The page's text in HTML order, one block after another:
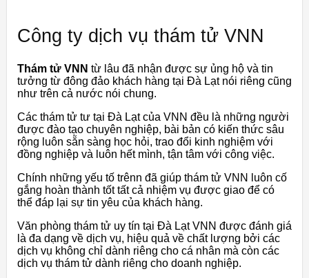
Công ty dịch vụ thám tử VNN
Thám tử VNN từ lâu đã nhận được sự ủng hộ và tin
tưởng từ đông đảo khách hàng tại Đà Lạt nói riêng cũng
như trên cả nước nói chung.
Các thám tử tư tại Đà Lạt của VNN đều là những người
được đào tạo chuyên nghiệp, bài bản có kiến thức sâu
rộng luôn sẵn sàng học hỏi, trao đổi kinh nghiệm với
đồng nghiệp và luôn hết mình, tận tâm với công việc.
Chính những yếu tố trênn đã giúp thám tử VNN luôn cố
gắng hoàn thành tốt tất cả nhiệm vụ được giao để có
thể đáp lại sự tin yêu của khách hàng.
Văn phòng thám tử uy tín tại Đà Lạt VNN được đánh giá
là đa dạng về dịch vụ, hiệu quả về chất lượng bởi các
dịch vụ không chỉ dành riêng cho cá nhân mà còn các
dịch vụ thám tử dành riêng cho doanh nghiệp.